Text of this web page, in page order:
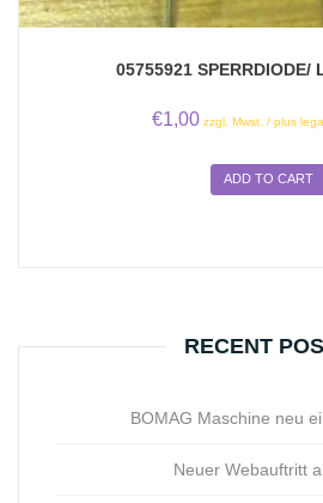
05755921 SPERRDIODE/
€1,00 zzgl. Mwst. / plus
ADD TO CART
RECENT
BOMAG Maschine neu
Neuer Webauftritt